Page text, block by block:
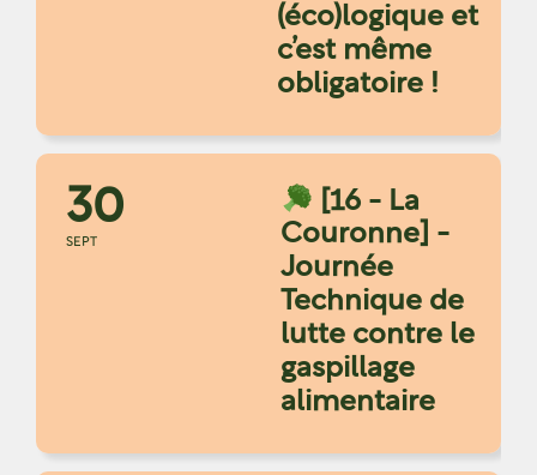
(éco)logique et
c’est même
obligatoire !
30
SEPT
[16 - La
Couronne] -
Journée
Technique de
lutte contre le
gaspillage
alimentaire